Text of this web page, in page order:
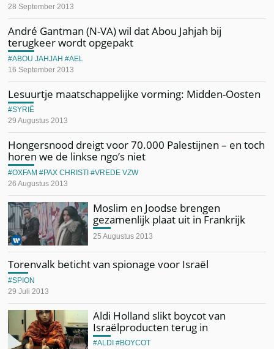
28 September 2013
André Gantman (N-VA) wil dat Abou Jahjah bij
terugkeer wordt opgepakt
16 September 2013
ABOU JAHJAH AEL
Lesuurtje maatschappelijke vorming: Midden-Oosten
29 Augustus 2013
SYRIË
Hongersnood dreigt voor 70.000 Palestijnen – en toch
horen we de linkse ngo’s niet
26 Augustus 2013
OXFAM PAX CHRISTI VREDE VZW
Moslim en Joodse brengen
gezamenlijk plaat uit in Frankrijk
25 Augustus 2013
Torenvalk beticht van spionage voor Israël
29 Juli 2013
SPION
Aldi Holland slikt boycot van
Israëlproducten terug in
ALDI BOYCOT